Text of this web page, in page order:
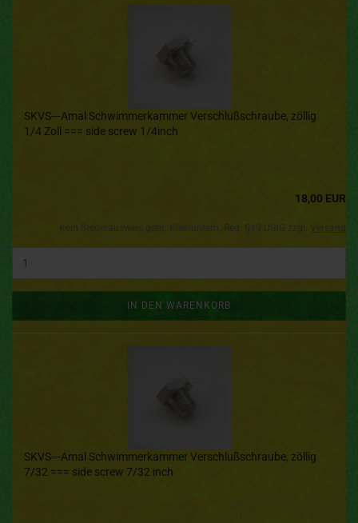
SKVS---Amal Schwimmerkammer Verschlußschraube, zöllig
1/4 Zoll === side screw 1/4inch
18,00 EUR
IN DEN WARENKORB
SKVS---Amal Schwimmerkammer Verschlußschraube, zöllig
7/32 === side screw 7/32 inch